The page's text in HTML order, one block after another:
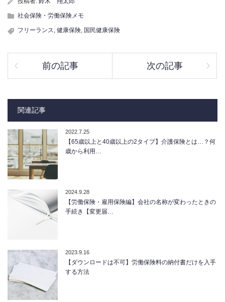
社会保険・労働保険メモ
フリーランス 健康保険 国民健康保険
前の記事 次の記事
関連記事
2022.7.25
【65歳以上と40歳以上の2タイプ】介護保険とは…？何
歳から利用…
2024.9.28
【労働保険・雇用保険編】会社の名称が変わったときの
手続き【変更届…
2023.9.16
【ダウンロードは不可】労働保険料の納付書だけを入手
する方法